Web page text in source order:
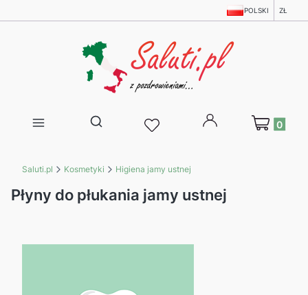
POLSKI ZŁ
Otwórz wyszukiwarkę
Produkty w
Saluti.pl Kosmetyki Higiena jamy ustnej
Płyny do płukania jamy ustnej